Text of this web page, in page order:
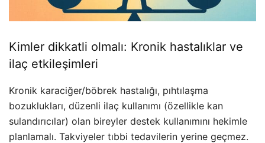
Kimler dikkatli olmalı: Kronik hastalıklar ve
ilaç etkileşimleri
Kronik karaciğer/böbrek hastalığı, pıhtılaşma
bozuklukları, düzenli ilaç kullanımı (özellikle kan
sulandırıcılar) olan bireyler destek kullanımını hekimle
planlamalı. Takviyeler tıbbi tedavilerin yerine geçmez.